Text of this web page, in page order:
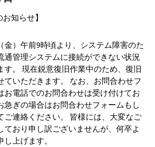
知らせ】
金）午前9時頃より、システム障害のた
通管理システムに接続ができない状況
す。 現在鋭意復旧作業中のため、復旧
ていただきます。 なお、お問合わせフ
お電話でのお問合わせは受け付けてお
急ぎの場合はお問合わせフォームもし
ご連絡ください。 皆様には、大変なご
ており申し訳ございませんが、何卒よ
上げます。